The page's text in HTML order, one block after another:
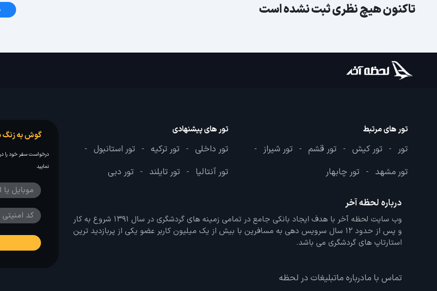
تاکنون هیچ نظری ثبت نشده است
تور های مرتبط
تور - تور کیش - تور قشم - تور شیراز -
تور مشهد - تور چابهار
تور های پیشنهادی
تور داخلی - تور ترکیه - تور استانبول -
تور آنتالیا - تور تایلند - تور دبی
درباره لحظه آخر
وب سایت لحظه آخر با هدف ایجاد بانکی جامع در تمامی زمینه های گردشگری در سال 1391 شروع به کار
و پس از حدود 12 سال سرویس دهی به مسافرین با بیش از یک میلیون کاربر عضو یکی از پربازدید ترین
استارتاپ های گردشگری می باشد.
تماس با مادرباره ماتبلیغات در لحظه
گوش به زنگ
درخواست سفر خود را
نمایید